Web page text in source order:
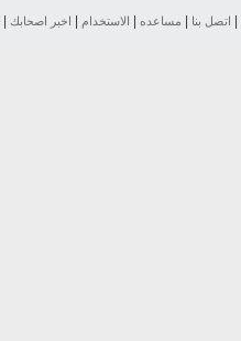
اتصل بنا مساعده الاستخدام اخبر اصحابك